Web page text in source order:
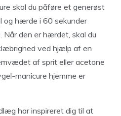
skal du påføre et generøst
og hærde i 60 sekunder
Når den er hærdet, skal du
ved hjælp af en
af sprit eller acetone
manicure hjemme er
har inspireret dig til at